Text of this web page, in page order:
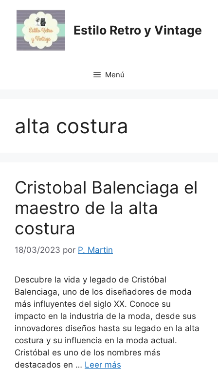
contenido
Estilo Retro y Vintage
Menú
alta costura
Cristobal Balenciaga el
maestro de la alta
costura
18/03/2023 por P. Martin
Descubre la vida y legado de Cristóbal
Balenciaga, uno de los diseñadores de moda
más influyentes del siglo XX. Conoce su
impacto en la industria de la moda, desde sus
innovadores diseños hasta su legado en la alta
costura y su influencia en la moda actual.
Cristóbal es uno de los nombres más
destacados en … Leer más